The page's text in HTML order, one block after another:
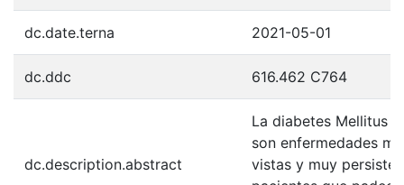
dc.date.terna 2021-05-01
dc.ddc 616.462 C764
dc.description.abstract
La diabetes Mellitus
son enfermedades
vistas y muy